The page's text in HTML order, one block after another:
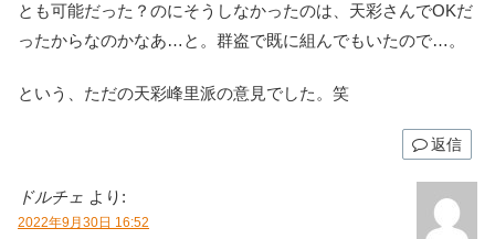
とも可能だった？のにそうしなかったのは、天彩さんでOKだ
ったからなのかなあ…と。群盗で既に組んでもいたので…。
という、ただの天彩峰里派の意見でした。笑
返信
ドルチェ より:
2022年9月30日 16:52